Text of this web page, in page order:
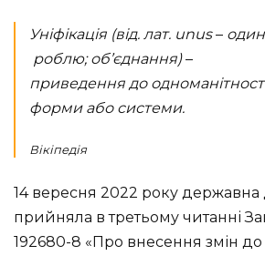
Уніфікація (від. лат. unus–
роблю; об’єднання)–
приведення до
форми або системи.
Вікіпедія
14 вересня 2022 року державна
прийняла в третьому читанні
192680-8 «Про внесення змін